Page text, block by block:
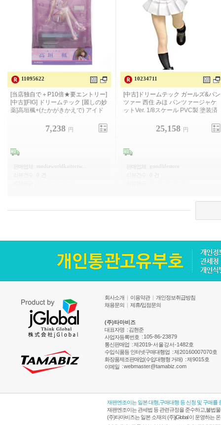
11095622
[저희 가게 독자적으로+P10배 ★필요
엔트리][중고][FIG] 드림 테크
7,238 円
판매업체
mediaworldkaitoriw...
10234711
[중고] 드림테크 걸즈&판처 니시스미
미호 팬처 재킷 Ver. 1/8 스케일 PVC
제 도장이 끝난 완성품
25,158 円
판매업체
goodlifestore
회사소개 | 이용약관 | 개인정보취급방침
채용문의 | 제휴/입점문의
(주)타마비즈
대표자명 : 김현준
사업자등록번호 : 105-86-23879
통신판매업 :제2019-서울강서-1482호
수입식품등 인터넷구매대행업 :제20160007070호
화장품제조판매업(수입대행형 거래) :제9015호
이메일 :webmaster@tamabiz.com
재팬엔조이는 일본 대행,구매대행 등 신청 및 구매
재팬엔조이는 관세법 등 관련규정을 준수하고,불법
(주)타마비즈는 일본 소재의 (주)jGlobal 이 운영하는